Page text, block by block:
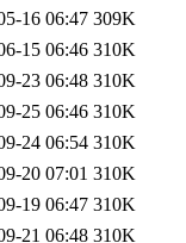
16 06:47 309K
15 06:46 310K
23 06:48 310K
25 06:46 310K
24 06:54 310K
20 07:01 310K
19 06:47 310K
21 06:48 310K